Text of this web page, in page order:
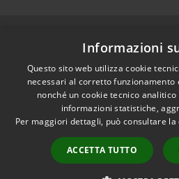
Privacy
Cookie
Dati fiscali e codici
fatturazione
Dichiarazione di
Informazioni
Questo sito web utilizza cookie
necessari al corretto funzionamento
nonché un cookie tecnico
informazioni statistiche,
Per maggiori dettagli, può consultare la
ACCETTA TUTTO